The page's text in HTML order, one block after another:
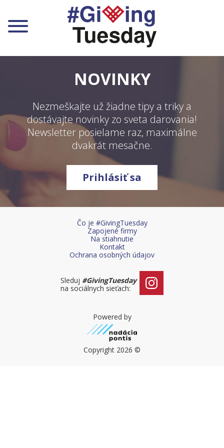
Zapojte sa ako firma
Zapojte sa ako mesto a obec
Pre deti a mladých
Zapojené firmy
Na stiahnutie
Čo je #GivingTuesday
Urýchľovač dobra
NOVINKY
Nezmeškajte už žiadne tipy a triky a
dostávajte novinky zo sveta darovania!
Newsletter posielame raz, maximálne
dvakrát mesačne.
Prihlásiť sa
Čo je #GivingTuesday
Zapojené firmy
Na stiahnutie
Kontakt
Ochrana osobných údajov
Sleduj #GivingTuesday
na sociálnych sieťach:
Powered by
Copyright 2026 ©